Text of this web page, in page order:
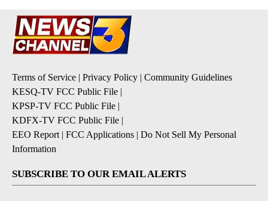
Terms of Service | Privacy Policy | Community Guidelines
KESQ-TV FCC Public File |
KPSP-TV FCC Public File |
KDFX-TV FCC Public File |
EEO Report | FCC Applications | Do Not Sell My Personal
Information
SUBSCRIBE TO OUR EMAIL ALERTS